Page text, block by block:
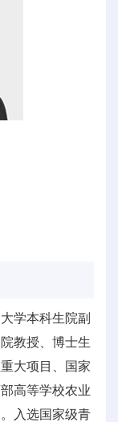
学本科生院副
教授、博士生
大项目、国家
高等学校农业
入选国家级青